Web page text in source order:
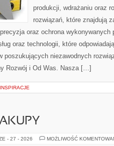
produkcji, wdrażaniu oraz
rozwiązań, które znajdują
oraz ochrona wykonywanych
oraz technologii, które
poszukujących niezawodnych
Rozwój i Od Was. Nasza […]
- 27 - 2026 MOŻLIWOŚĆ